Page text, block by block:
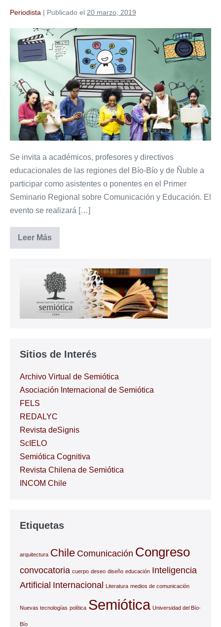
Periodista | Publicado el 20 marzo, 2019
Convocatoria:
Primer
Seminario
Birregional
sobre
Comunicación
Educación
Se invita a académicos, profesores y directivos
educacionales de las regiones del Bío-Bío y de Ñuble a
participar como asistentes o ponentes en el Primer
Seminario Regional sobre Comunicación y Educación. El
evento se realizará […]
Leer MásConvocatoria:
Comunicación
y
Educación
Sitios de Interés
Archivo Virtual de Semiótica
Asociación Internacional de Semiótica
FELS
REDALYC
Revista deSignis
ScIELO
Semiótica Cognitiva
Revista Chilena de Semiótica
INCOM Chile
Etiquetas
arquitectura Chile Comunicación Congreso
convocatoria cuerpo deseo diseño educación Inteligencia
Artificial Internacional Literatura medios de comunicación
Nuevas tecnologías política Semiótica Universidad del Bío-
Bío